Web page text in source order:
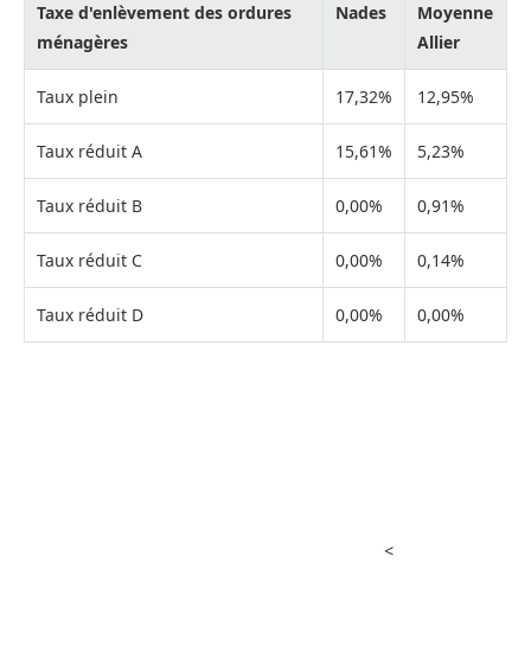
Taxe d'enlèvement des ordures
ménagères
Nades
Moyenne
Allier
Taux plein 17,32% 12,95%
Taux réduit A 15,61% 5,23%
Taux réduit B 0,00% 0,91%
Taux réduit C 0,00% 0,14%
Taux réduit D 0,00% 0,00%
<